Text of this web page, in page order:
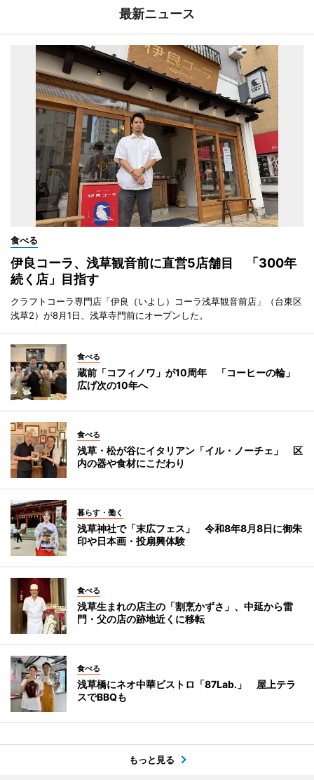
最新ニュース
食べる
伊良コーラ、浅草観音前に直営5店舗目 「300年
続く店」目指す
クラフトコーラ専門店「伊良（いよし）コーラ浅草観音前店」（台東区
浅草2）が8月1日、浅草寺門前にオープンした。
食べる
蔵前「コフィノワ」が10周年 「コーヒーの輪」
広げ次の10年へ
食べる
浅草・松が谷にイタリアン「イル・ノーチェ」 区
内の器や食材にこだわり
暮らす・働く
浅草神社で「末広フェス」 令和8年8月8日に御朱
印や日本画・投扇興体験
食べる
浅草生まれの店主の「割烹かずさ」、中延から雷
門・父の店の跡地近くに移転
食べる
浅草橋にネオ中華ビストロ「87Lab.」 屋上テラ
スでBBQも
もっと見る